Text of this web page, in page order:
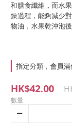
和膳食纖維，而水
燥過程，能夠減少
物油，水果乾沖泡
指定分類，會員
HK$42.00
數量